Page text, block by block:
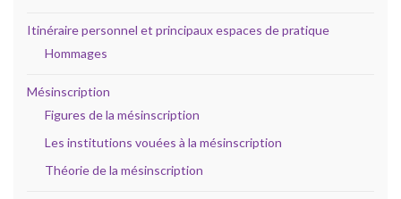
Itinéraire personnel et principaux espaces de pratique
Hommages
Mésinscription
Figures de la mésinscription
Les institutions vouées à la mésinscription
Théorie de la mésinscription